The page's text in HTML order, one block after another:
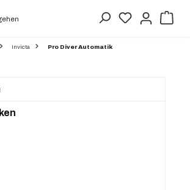
Invicta Pro Diver Automatik